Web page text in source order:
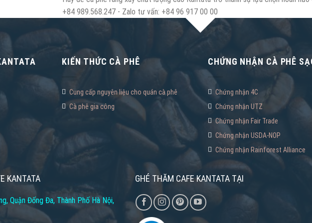
+84 989.568.247 - Zalo tư vấn: +84 96 917 00 00
KIẾN THỨC CÀ PHÊ
Cung cấp nguyên liệu cho quán cà phê
Cà phê gia công
CHỨNG NHẬN CÀ PHÊ
Chứng nhận 4C
Chứng nhận UTZ
Chứng nhận Fair Trade
Chứng nhận USDA-NOP
Chứng nhận Rainforest Alliance
KANTATA
Quận Đống Đa, Thành Phố Hà Nội,
GHÉ THĂM CAFE KANTATA TẠI